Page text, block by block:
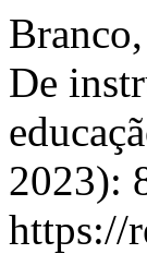
De
2023):
https://